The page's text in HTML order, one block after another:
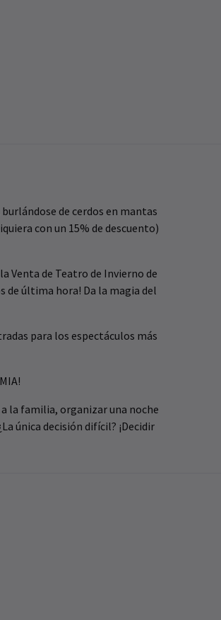
de cerdos en mantas
con un 15% de descuento)
Venta de Teatro de Invierno de
de última hora! Da la magia del
para los espectáculos más
la familia, organizar una noche
única decisión difícil? ¡Decidir